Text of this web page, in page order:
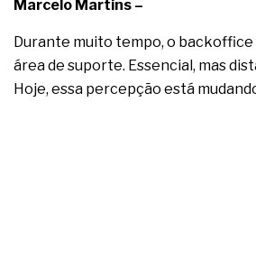
Marcelo Martins –
Durante muito tempo, o
área de suporte. Essencial, mas
Hoje, essa percepção está